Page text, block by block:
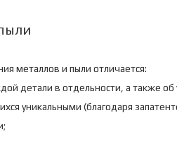
металлов и пыли отличается:
детали в отдельности, а также
уникальными (благодаря